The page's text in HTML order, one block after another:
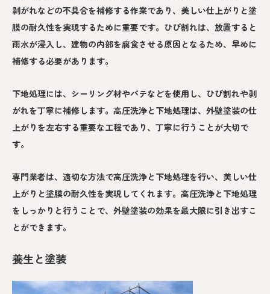
剥がれなどの不具合を補修する作業であり、美しい仕上がりと塗
膜の耐久性を実現するために重要です。ひび割れは、放置すると
雨水が浸入し、建物の内部を腐食させる原因となるため、早めに
補修する必要があります。
下地処理には、シーリング材やパテなどを使用し、ひび割れや剥
がれを丁寧に補修します。高圧洗浄と下地処理は、外壁塗装の仕
上がりを左右する重要な工程であり、丁寧に行うことが大切で
す。
専門業者は、適切な方法で高圧洗浄と下地処理を行い、美しい仕
上がりと塗膜の耐久性を実現してくれます。高圧洗浄と下地処理
をしっかりと行うことで、外壁塗装の効果を最大限に引き出すこ
とができます。
養生と塗装